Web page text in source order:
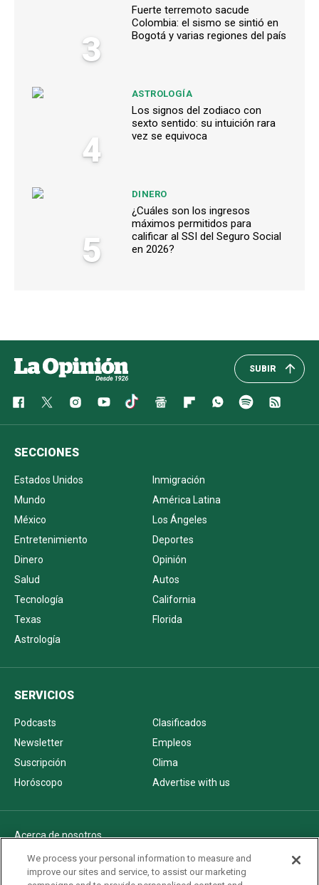
3
Fuerte terremoto sacude
Colombia: el sismo se sintió en
Bogotá y varias regiones del país
4
ASTROLOGÍA
Los signos del zodiaco con
sexto sentido: su intuición rara
vez se equivoca
5
DINERO
¿Cuáles son los ingresos
máximos permitidos para
calificar al SSI del Seguro Social
en 2026?
SUBIR
SECCIONES
Estados Unidos
Inmigración
Mundo
América Latina
México
Los Ángeles
Entretenimiento
Deportes
Dinero
Opinión
Salud
Autos
Tecnología
California
Texas
Florida
Astrología
SERVICIOS
Podcasts
Clasificados
Newsletter
Empleos
Suscripción
Clima
Horóscopo
Advertise with us
Acerca de nosotros
Politica de privacidad
Pautas Editoriales
We process your personal information to measure and
improve our sites and service, to assist our marketing